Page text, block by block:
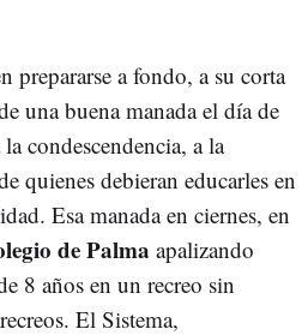
prepararse a fondo, a su corta
una buena manada el día de
condescendencia, a la
quienes debieran educarles en
Esa manada en ciernes, en
de Palma apalizando
8 años en un recreo sin
El Sistema,